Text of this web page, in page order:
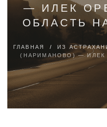
— ИЛЕК
ОБЛАСТЬ
ГЛАВНАЯ / ИЗ
(НАРИМАНОВО) — ИЛЕК